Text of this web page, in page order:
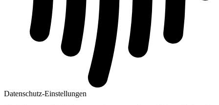
Datenschutz-Einstellungen